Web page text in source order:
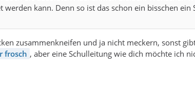
kann. Denn so ist das schon ein bisschen ein
zusammenkneifen und ja nicht meckern, sonst
frosch , aber eine Schulleitung wie dich möchte ich